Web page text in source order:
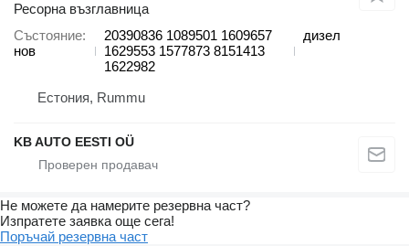
Ресорна възглавница
Състояние
нов
20390836 1089501 1609657
1629553 1577873 8151413
1622982
дизел
Естония, Rummu
KB AUTO EESTI OÜ
Не можете да намерите резервна част?
Изпратете заявка още сега!
Поръчай резервна част